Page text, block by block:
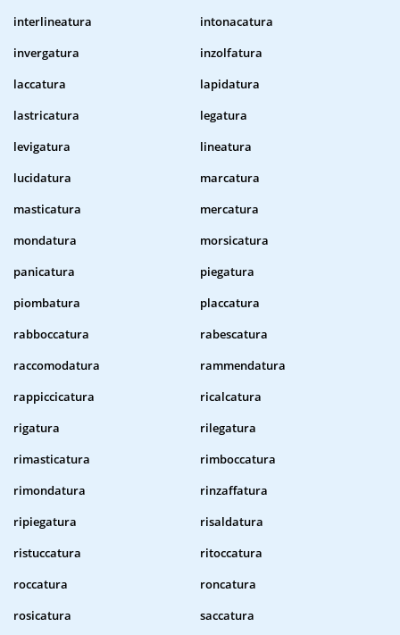
interlineatura
intonacatura
invergatura
inzolfatura
laccatura
lapidatura
lastricatura
legatura
levigatura
lineatura
lucidatura
marcatura
masticatura
mercatura
mondatura
morsicatura
panicatura
piegatura
piombatura
placcatura
rabboccatura
rabescatura
raccomodatura
rammendatura
rappiccicatura
ricalcatura
rigatura
rilegatura
rimasticatura
rimboccatura
rimondatura
rinzaffatura
ripiegatura
risaldatura
ristuccatura
ritoccatura
roccatura
roncatura
rosicatura
saccatura